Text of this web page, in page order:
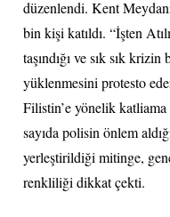
düzenlendi. Kent
bin kişi katıldı. “İşten
taşındığı ve sık sık
yüklenmesini protesto
Filistin’e yönelik
sayıda polisin önlem
yerleştirildiği mitinge,
renkliliği dikkat çekti.